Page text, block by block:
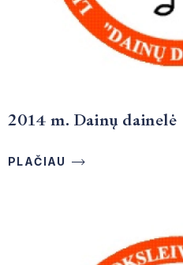
2014 m. Dainų dainelė
PLAČIAU